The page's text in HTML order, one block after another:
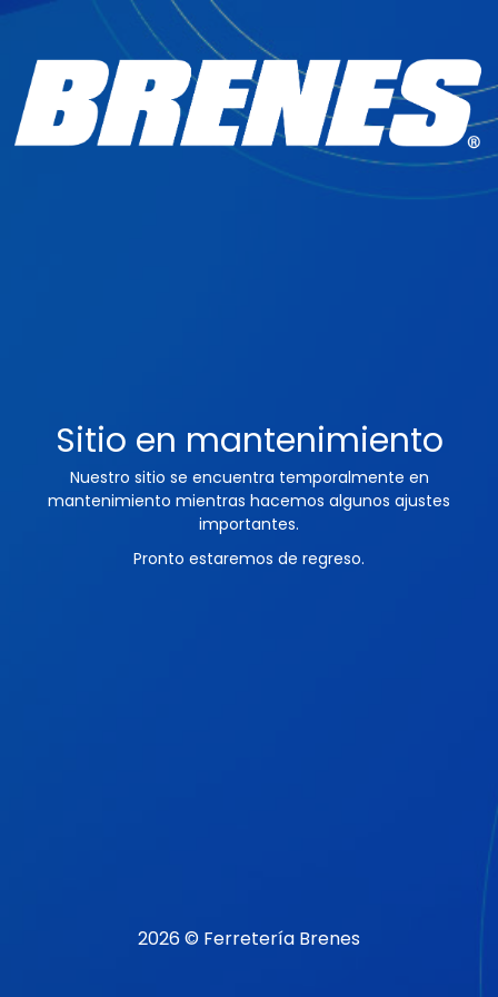
Sitio en mantenimiento
Nuestro sitio se encuentra temporalmente en
mantenimiento mientras hacemos algunos ajustes
importantes.
Pronto estaremos de regreso.
2026 © Ferretería Brenes